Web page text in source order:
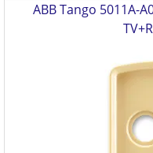
ABB Tango 5011A-